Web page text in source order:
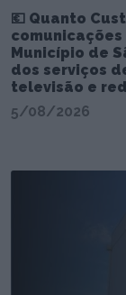
💶 Quanto
comunicações
Município de
dos serviços
televisão e
5/08/2026